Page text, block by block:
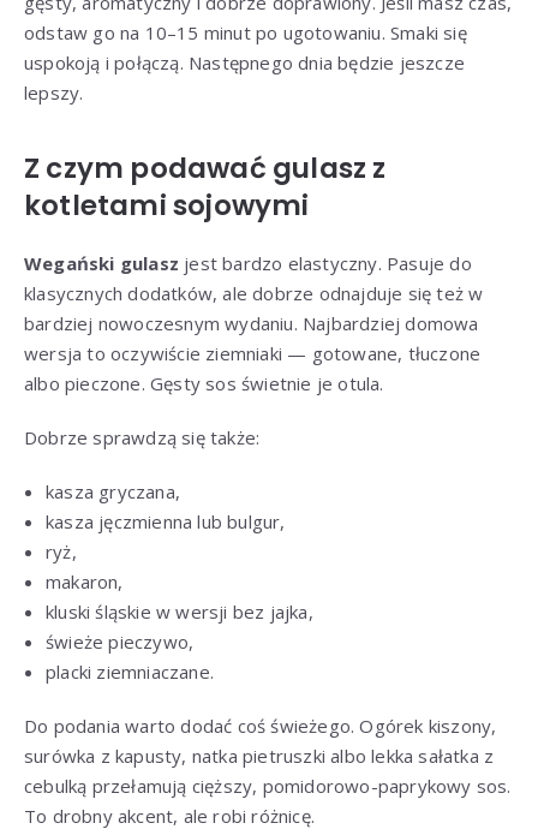
odstaw go na 10–15 minut po ugotowaniu. Smaki się
uspokoją i połączą. Następnego dnia będzie jeszcze
lepszy.
Z czym podawać gulasz z
kotletami sojowymi
Wegański gulasz jest bardzo elastyczny. Pasuje do
klasycznych dodatków, ale dobrze odnajduje się też w
bardziej nowoczesnym wydaniu. Najbardziej domowa
wersja to oczywiście ziemniaki — gotowane, tłuczone
albo pieczone. Gęsty sos świetnie je otula.
Dobrze sprawdzą się także:
kasza gryczana,
kasza jęczmienna lub bulgur,
ryż,
makaron,
kluski śląskie w wersji bez jajka,
świeże pieczywo,
placki ziemniaczane.
Do podania warto dodać coś świeżego. Ogórek kiszony,
surówka z kapusty, natka pietruszki albo lekka sałatka z
cebulką przełamują cięższy, pomidorowo-paprykowy sos.
To drobny akcent, ale robi różnicę.